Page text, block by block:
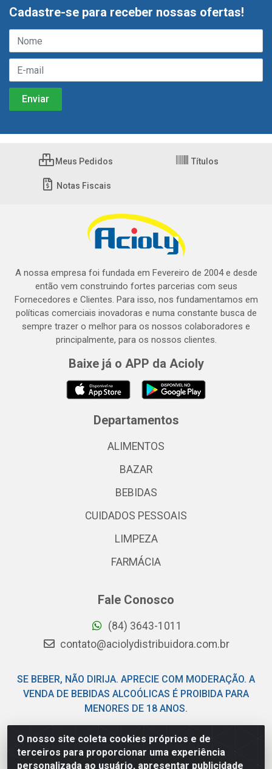
O nosso site coleta cookies próprios e de
terceiros para proporcionar uma experiência
personalizada ao usuário, apresentar publicidade
Cadastre-se para receber nossas ofertas!
Meus Pedidos Títulos
Notas Fiscais
A nossa empresa foi fundada em Fevereiro de 2004 e desde
então vem construindo fortes parcerias com seus
Fornecedores e Clientes. Para isso, nos fundamentamos em
políticas comerciais inovadoras e numa constante busca de
sempre trazer o melhor para os nossos colaboradores e
principalmente, para os nossos clientes.
Baixe já o APP da Acioly
Departamentos
ALIMENTOS
BAZAR
BEBIDAS
CUIDADOS PESSOAIS
LIMPEZA
FARMÁCIA
Fale Conosco
(84) 3643-1011
contato@aciolydistribuidora.com.br
SE BEBER, NÃO DIRIJA. APRECIE COM MODERAÇÃO. A
VENDA DE BEBIDAS ALCOÓLICAS É PROIBIDA PARA
MENORES DE 18 ANOS.
Acioly Distribuidora - Av Piloto Pereira Tim - Parque de
Exposições - Parnamirim/RN - CEP 59146-480 - CNPJ